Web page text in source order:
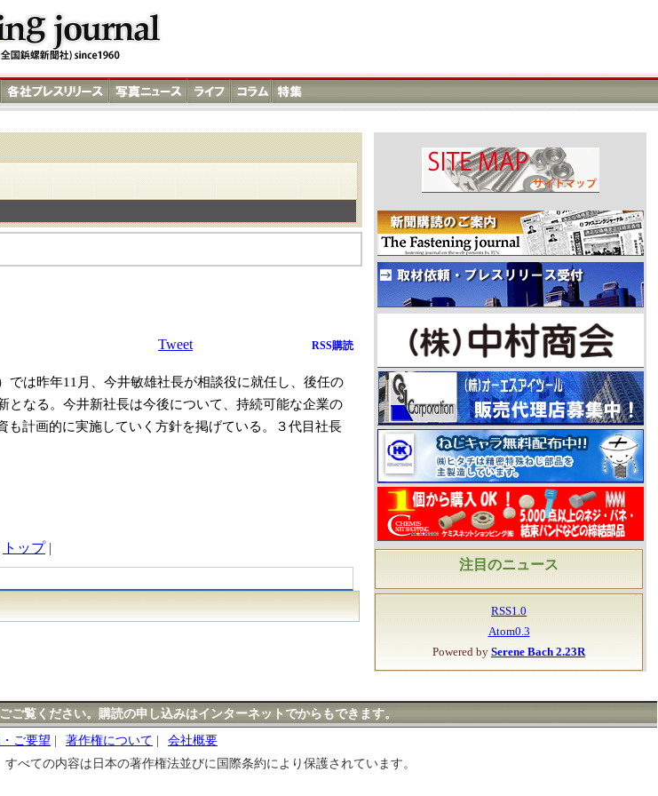
Tweet RSS購読
は昨年11月、今井敏雄社長が相談役に就任し、後任の
なる。今井新社長は今後について、持続可能な企業の
計画的に実施していく方針を掲げている。３代目社長
トップ|
注目のニュース
RSS1.0
Atom0.3
Powered by Serene Bach 2.23R
ご覧ください。購読の申し込みはインターネットでからもできます。
ご要望 | 著作権について |
会社概要
べての内容は日本の著作権法並びに国際条約により保護されています。